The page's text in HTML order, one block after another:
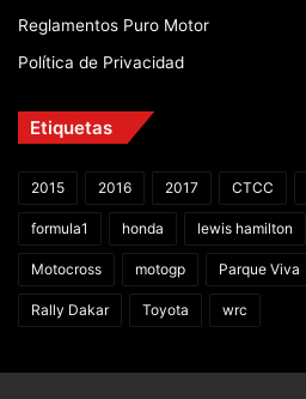
Reglamentos Puro Motor
Política de Privacidad
Etiquetas
2015 2016 2017 CTCC
formula1 honda lewis hamilton
Motocross motogp Parque Viva
Rally Dakar Toyota wrc